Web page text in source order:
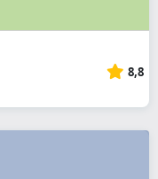
8,8